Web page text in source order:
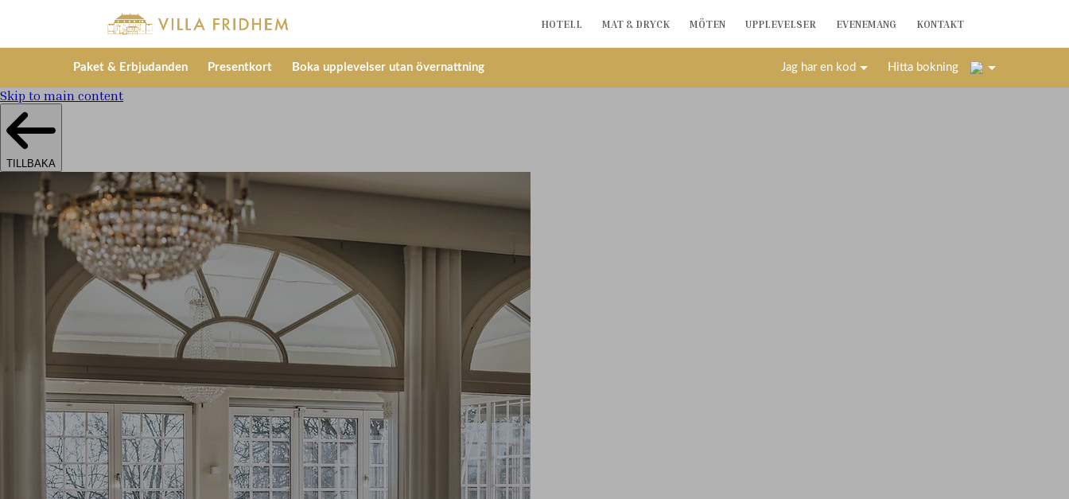
HOTELL MAT & DRYCK MÖTEN UPPLEVELSER EVENEMANG KONTAKT
Paket & Erbjudanden Presentkort Boka upplevelser utan övernattning Jag har en kod Hitta bokning
Skip to main content
TILLBAKA